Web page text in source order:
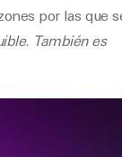
por las que
También es